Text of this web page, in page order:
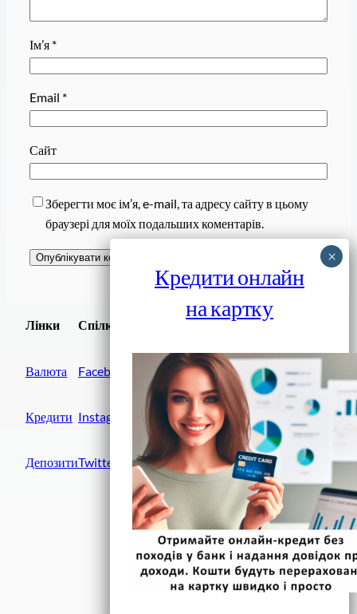
Ім’я *
Email *
Сайт
Зберегти моє ім’я, e-mail, та адресу сайту в цьому
браузері для моїх подальших коментарів.
Лінки
Валюта
Кредити
Депозити
Спілки
Facebook
Instagram
Twitter
Завантажити
Фінанси IN UA
вулиця Хрещатик, 14
Київ, 01001
Україна
Кредити онлайн
на картку